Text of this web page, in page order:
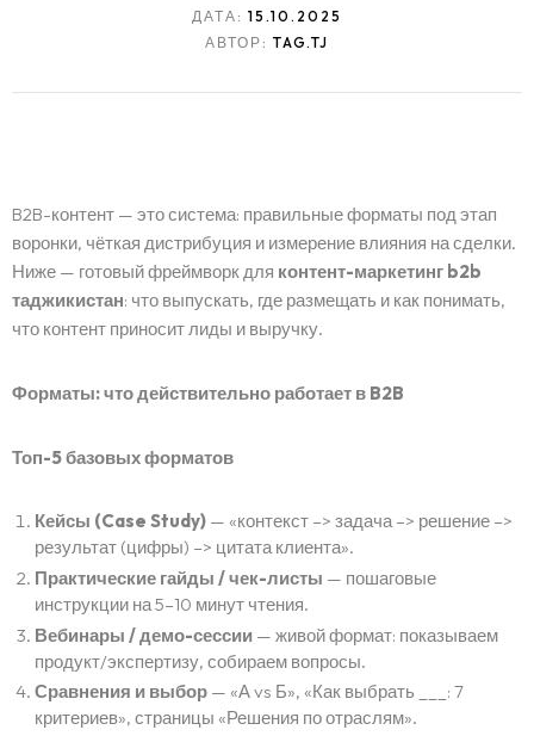
ДАТА: 15.10.2025
АВТОР: TAG.TJ
B2B-контент — это система: правильные форматы под этап
воронки, чёткая дистрибуция и измерение влияния на сделки.
Ниже — готовый фреймворк для контент-маркетинг b2b
таджикистан: что выпускать, где размещать и как понимать,
что контент приносит лиды и выручку.
Форматы: что действительно работает в B2B
Топ-5 базовых форматов
Кейсы (Case Study)— «контекст –> задача –> решение –>
результат (цифры) –> цитата клиента».
Практические гайды / чек-листы — пошаговые
инструкции на 5–10 минут чтения.
Вебинары / демо-сессии— живой формат: показываем
продукт/экспертизу, собираем вопросы.
Сравнения и выбор— «А vs Б», «Как выбрать ___: 7
критериев», страницы «Решения по отраслям».